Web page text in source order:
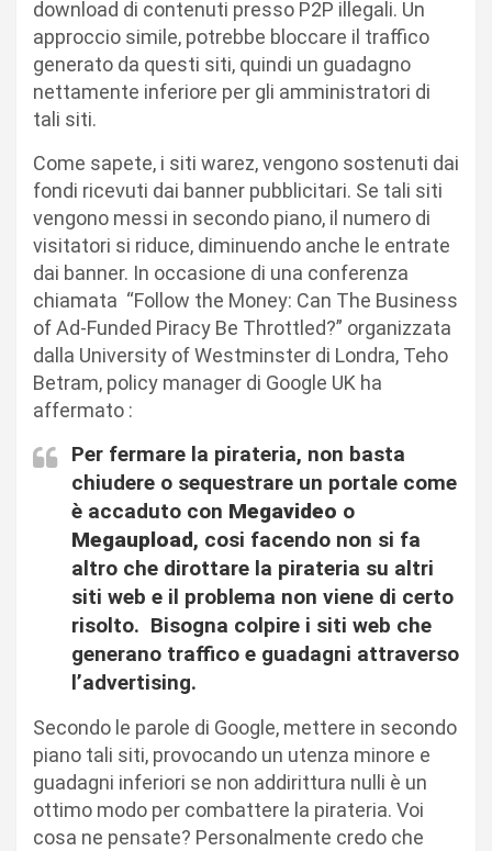
download di contenuti presso P2P illegali. Un
approccio simile, potrebbe bloccare il traffico
generato da questi siti, quindi un guadagno
nettamente inferiore per gli amministratori di
tali siti.
Come sapete, i siti warez, vengono sostenuti dai
fondi ricevuti dai banner pubblicitari. Se tali siti
vengono messi in secondo piano, il numero di
visitatori si riduce, diminuendo anche le entrate
dai banner. In occasione di una conferenza
chiamata “Follow the Money: Can The Business
of Ad-Funded Piracy Be Throttled?” organizzata
dalla University of Westminster di Londra, Teho
Betram, policy manager di Google UK ha
affermato :
Per fermare la pirateria, non basta
chiudere o sequestrare un portale come
è accaduto con Megavideo o
Megaupload, cosi facendo non si fa
altro che dirottare la pirateria su altri
siti web e il problema non viene di certo
risolto. Bisogna colpire i siti web che
generano traffico e guadagni attraverso
l’advertising.
Secondo le parole di Google, mettere in secondo
piano tali siti, provocando un utenza minore e
guadagni inferiori se non addirittura nulli è un
ottimo modo per combattere la pirateria. Voi
cosa ne pensate? Personalmente credo che